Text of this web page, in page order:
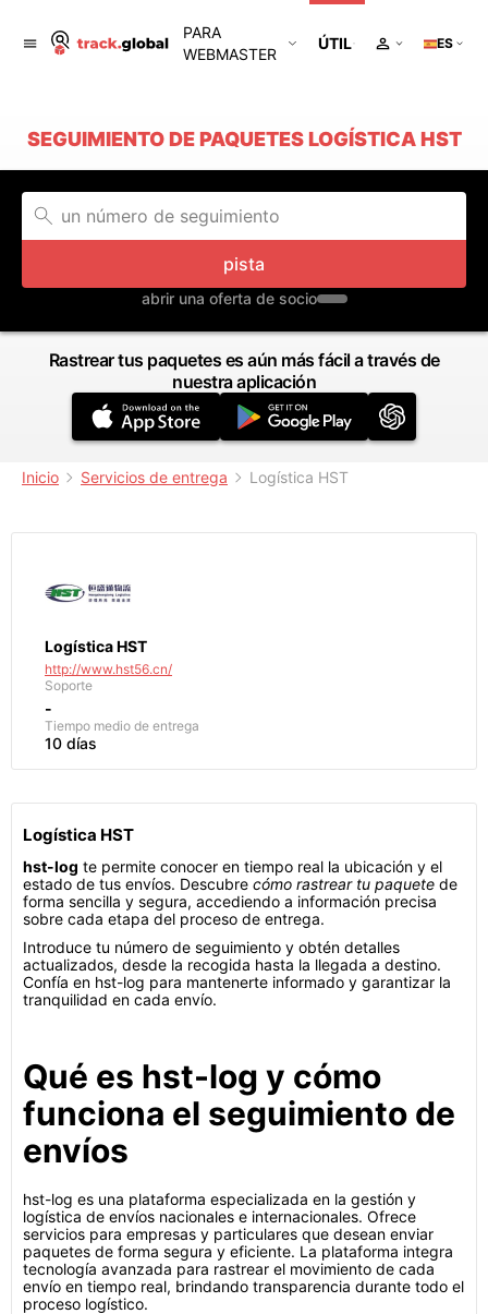
PARA
WEBMASTER
ÚTIL ES
SEGUIMIENTO DE PAQUETES LOGÍSTICA HST
pista
abrir una oferta de socio
Rastrear tus paquetes es aún más fácil a través de
nuestra aplicación
Inicio Servicios de entrega Logística HST
Logística HST
http://www.hst56.cn/
Soporte
-
Tiempo medio de entrega
10 días
Logística HST
hst-log te permite conocer en tiempo real la ubicación y el
estado de tus envíos. Descubre cómo rastrear tu paquete de
forma sencilla y segura, accediendo a información precisa
sobre cada etapa del proceso de entrega.
Introduce tu número de seguimiento y obtén detalles
actualizados, desde la recogida hasta la llegada a destino.
Confía en hst-log para mantenerte informado y garantizar la
tranquilidad en cada envío.
Qué es hst-log y cómo
funciona el seguimiento de
envíos
hst-log es una plataforma especializada en la gestión y
logística de envíos nacionales e internacionales. Ofrece
servicios para empresas y particulares que desean enviar
paquetes de forma segura y eficiente. La plataforma integra
tecnología avanzada para rastrear el movimiento de cada
envío en tiempo real, brindando transparencia durante todo el
proceso logístico.